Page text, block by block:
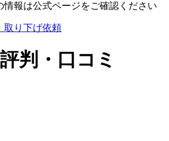
情報は公式ページをご確認ください
取り下げ依頼
判・口コミ